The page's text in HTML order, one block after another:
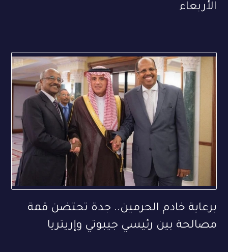
الأربعاء
برعاية خادم الحرمين.. جدة تحتضن قمة
مصالحة بين رئيسي جيبوتي وإريتريا